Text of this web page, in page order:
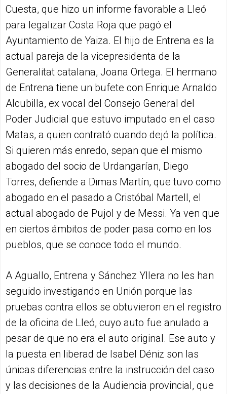
Cuesta, que hizo un informe favorable a Lleó
para legalizar Costa Roja que pagó el
Ayuntamiento de Yaiza. El hijo de Entrena es la
actual pareja de la vicepresidenta de la
Generalitat catalana, Joana Ortega. El hermano
de Entrena tiene un bufete con Enrique Arnaldo
Alcubilla, ex vocal del Consejo General del
Poder Judicial que estuvo imputado en el caso
Matas, a quien contrató cuando dejó la política.
Si quieren más enredo, sepan que el mismo
abogado del socio de Urdangarían, Diego
Torres, defiende a Dimas Martín, que tuvo como
abogado en el pasado a Cristóbal Martell, el
actual abogado de Pujol y de Messi. Ya ven que
en ciertos ámbitos de poder pasa como en los
pueblos, que se conoce todo el mundo.
A Aguallo, Entrena y Sánchez Yllera no les han
seguido investigando en Unión porque las
pruebas contra ellos se obtuvieron en el registro
de la oficina de Lleó, cuyo auto fue anulado a
pesar de que no era el auto original. Ese auto y
la puesta en liberad de Isabel Déniz son las
únicas diferencias entre la instrucción del caso
y las decisiones de la Audiencia provincial, que